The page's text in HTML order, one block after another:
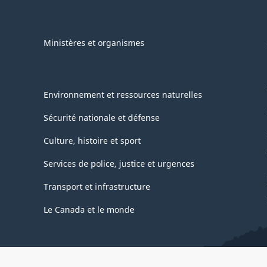
Ministères et organismes
Environnement et ressources naturelles
Sécurité nationale et défense
Culture, histoire et sport
Services de police, justice et urgences
Transport et infrastructure
Le Canada et le monde